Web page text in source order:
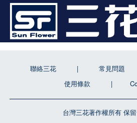
台灣三花著作權所有 保
聯絡三花 常見問題
使用條款